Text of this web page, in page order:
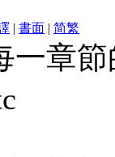
| 書面 | 简繁
一章